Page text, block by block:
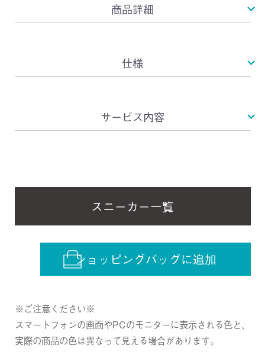
商品詳細
仕様
サービス内容
スニーカー一覧
ショッピングバッグに追加
※ご注意ください※
スマートフォンの画面やPCのモニターに表示される色と、
実際の商品の色は異なって見える場合があります。